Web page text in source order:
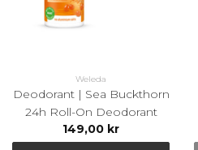
Weleda
Deodorant | Sea Buckthorn
24h Roll-On Deodorant
149,00 kr